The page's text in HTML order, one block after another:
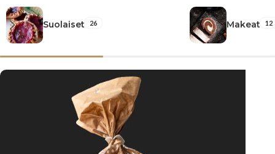
Anna
maistuva
lahja!
Suolaiset 26 Makeat 12